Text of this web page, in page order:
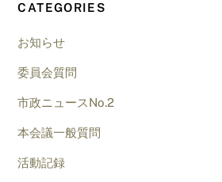
CATEGORIES
お知らせ
委員会質問
市政ニュースNo.2
本会議一般質問
活動記録